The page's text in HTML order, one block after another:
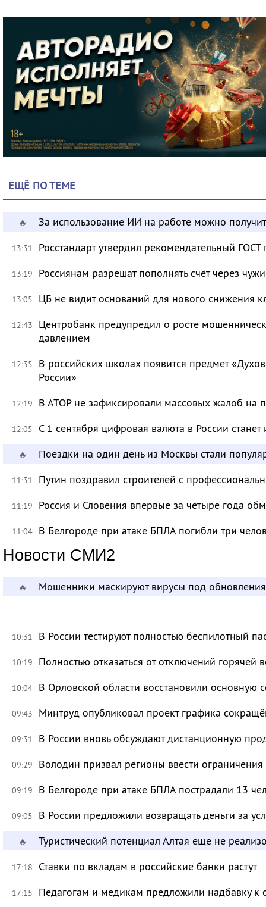
ЕЩЁ ПО ТЕМЕ
🔥 За использование ИИ на работе можно
13:31 Росстандарт утвердил рекомендательный
13:19 Россиянам разрешат пополнять счёт через
13:05 ЦБ не видит оснований для нового снижения
12:43
Центробанк предупредил о росте
давлением
12:35
В российских школах появится предмет
России»
12:19 В АТОР не зафиксировали массовых жалоб на
12:05 С 1 сентября цифровая валюта в России
🔥 Поездки на один день из Москвы стали
11:31 Путин поздравил строителей с
11:19 Россия и Словения впервые за четыре года
11:04 В Белгороде при атаке БПЛА погибли три
Новости СМИ2
🔥 Мошенники маскируют вирусы под
10:31 В России тестируют полностью беспилотный
10:19 Полностью отказаться от отключений горячей
10:04 В Орловской области восстановили основную
09:43 Минтруд опубликовал проект графика
09:31 В России вновь обсуждают дистанционную
09:29 Володин призвал регионы ввести
09:19 В Белгороде при атаке БПЛА пострадали 13
09:05 В России предложили возвращать деньги за
🔥 Туристический потенциал Алтая еще не
17:18 Ставки по вкладам в российские банки растут
17:15 Педагогам и медикам предложили надбавку к